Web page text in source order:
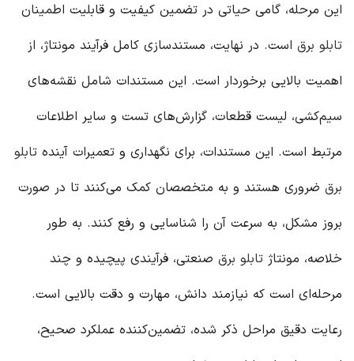
این مرحله، گامی حیاتی در تضمین کیفیت و قابلیت اطمینان
تابلو برق است. در نهایت، مستندسازی کامل فرآیند مونتاژ، از
اهمیت بالایی برخوردار است. این مستندات شامل نقشه‌های
سیم‌کشی، لیست قطعات، گزارش‌های تست و سایر اطلاعات
مرتبط است. این مستندات، برای نگهداری و تعمیرات آینده تابلو
برق ضروری هستند و به متخصصان کمک می‌کنند تا در صورت
بروز مشکل، به سرعت آن را شناسایی و رفع کنند. به طور
خلاصه، مونتاژ تابلو برق صنعتی، فرآیندی پیچیده و چند
مرحله‌ای است که نیازمند دانش، مهارت و دقت بالایی است.
رعایت دقیق مراحل ذکر شده، تضمین‌کننده عملکرد صحیح،